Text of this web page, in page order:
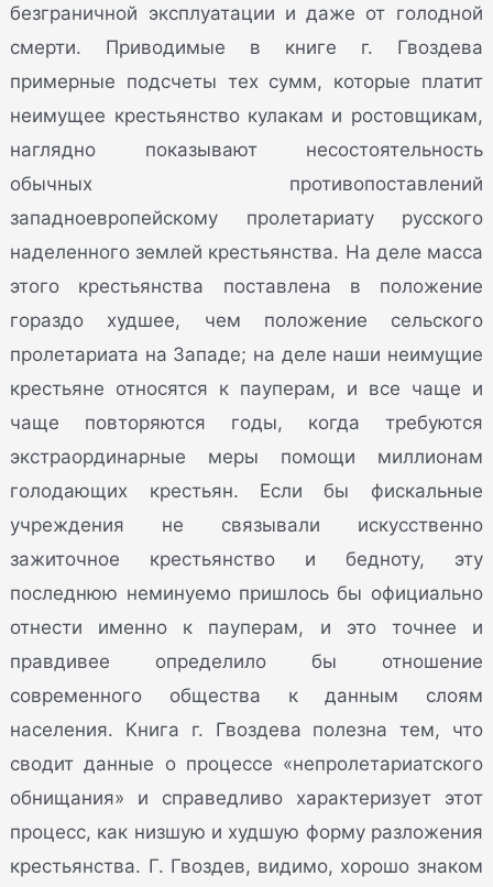
безграничной эксплуатации и даже от голодной
смерти. Приводимые в книге г. Гвоздева
примерные подсчеты тех сумм, которые платит
неимущее крестьянство кулакам и ростовщикам,
наглядно показывают несостоятельность
обычных противопоставлений
западноевропейскому пролетариату русского
наделенного землей крестьянства. На деле масса
этого крестьянства поставлена в положение
гораздо худшее, чем положение сельского
пролетариата на Западе; на деле наши неимущие
крестьяне относятся к пауперам, и все чаще и
чаще повторяются годы, когда требуются
экстраординарные меры помощи миллионам
голодающих крестьян. Если бы фискальные
учреждения не связывали искусственно
зажиточное крестьянство и бедноту, эту
последнюю неминуемо пришлось бы официально
отнести именно к пауперам, и это точнее и
правдивее определило бы отношение
современного общества к данным слоям
населения. Книга г. Гвоздева полезна тем, что
сводит данные о процессе «непролетариатского
обнищания» и справедливо характеризует этот
процесс, как низшую и худшую форму разложения
крестьянства. Г. Гвоздев, видимо, хорошо знаком